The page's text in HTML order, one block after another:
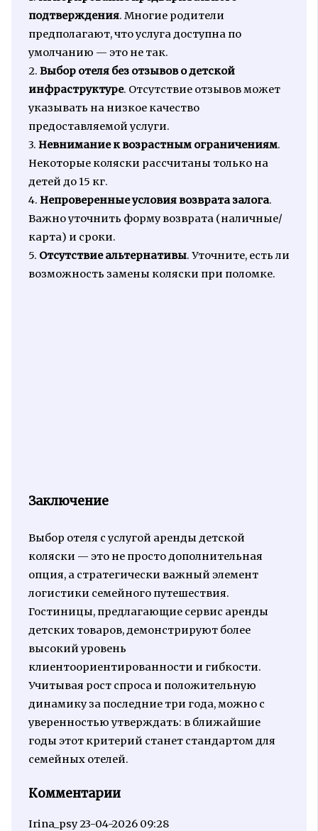
подтверждения. Многие родители
предполагают, что услуга доступна по
умолчанию — это не так.
2. Выбор отеля без отзывов о детской
инфраструктуре. Отсутствие отзывов может
указывать на низкое качество
предоставляемой услуги.
3. Невнимание к возрастным ограничениям.
Некоторые коляски рассчитаны только на
детей до 15 кг.
4. Непроверенные условия возврата залога.
Важно уточнить форму возврата (наличные/
карта) и сроки.
5. Отсутствие альтернативы. Уточните, есть ли
возможность замены коляски при поломке.
Заключение
Выбор отеля с услугой аренды детской
коляски — это не просто дополнительная
опция, а стратегически важный элемент
логистики семейного путешествия.
Гостиницы, предлагающие сервис аренды
детских товаров, демонстрируют более
высокий уровень
клиентоориентированности и гибкости.
Учитывая рост спроса и положительную
динамику за последние три года, можно с
уверенностью утверждать: в ближайшие
годы этот критерий станет стандартом для
семейных отелей.
Комментарии
Irina_psy23-04-2026 09:28